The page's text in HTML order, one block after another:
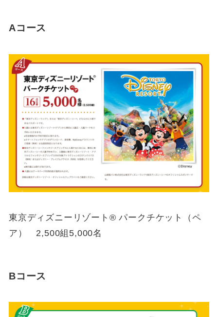
Aコース
東京ディズニーリゾート® パークチケット（ペ
ア） 2,500組5,000名
Bコース